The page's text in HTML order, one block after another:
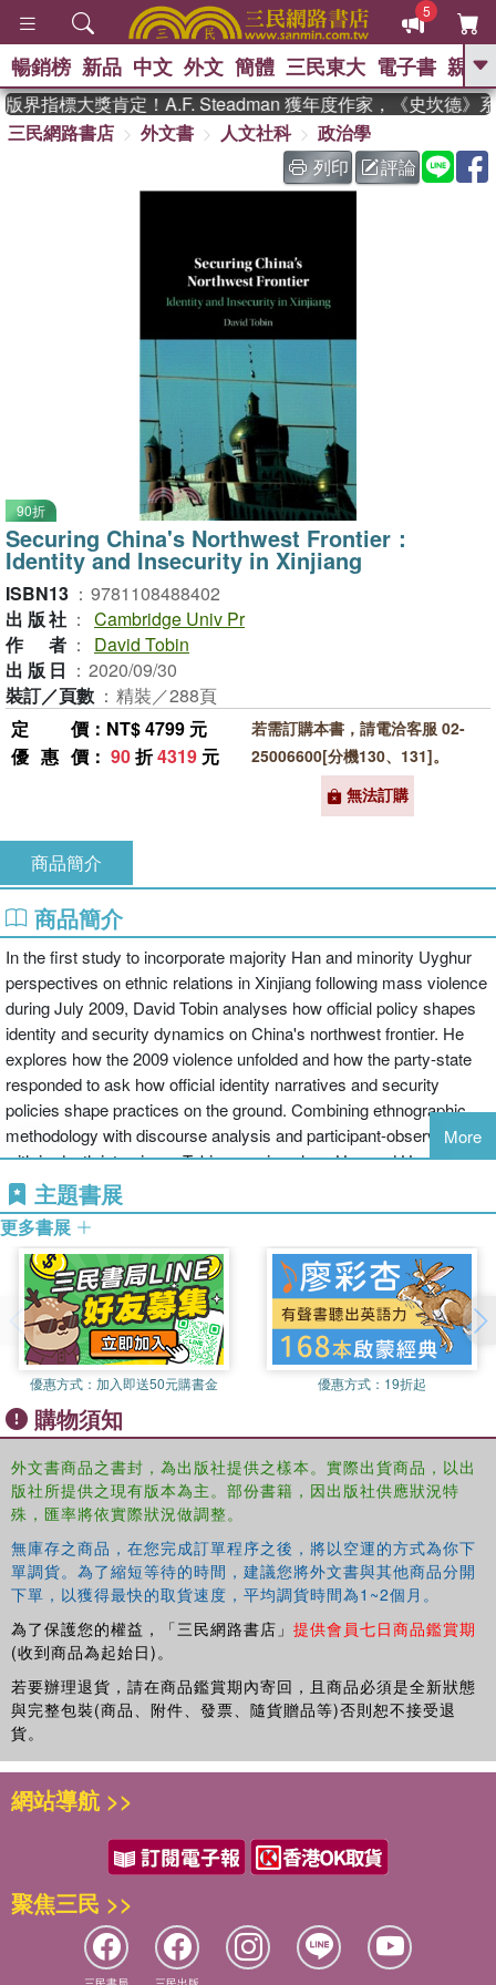
5
GO
熱搜： 東野圭吾 、 The Odyssey
、 如果歷史是一群喵 、 暑期
國際布克獎 臺灣漫遊錄 、 方
暢銷榜 新品 中文 外文 簡體 三民東大 電子書 親子
界指標大獎肯定！A.F. Steadman 獲年度作家，《史坎德》系
三民網路書店
外文書 人文社科
政治學
列印
評論
90折
Securing China's Northwest Frontier：
Identity and Insecurity in Xinjiang
ISBN13 ： 9781108488402
出版社 ： Cambridge Univ Pr
作者 ：
David Tobin
出版日 ： 2020/09/30
裝訂／頁數 ： 精裝／288頁
定價 ：NT$ 4799 元
優惠價 ： 90折4319 元
若需訂購本書，請電洽客服 02-
25006600[分機130、131]。
無法訂購
商品簡介
商品簡介
In the first study to incorporate majority Han and minority Uyghur
perspectives on ethnic relations in Xinjiang following mass violence
during July 2009, David Tobin analyses how official policy shapes
identity and security dynamics on China's northwest frontier. He
explores how the 2009 violence unfolded and how the party-state
responded to ask how official identity narratives and security
policies shape practices on the ground. Combining ethnographic
methodology with discourse analysis and participant-observation
with in-depth interviews, Tobin examines how Han and Uyghurs
interpret and reinterpret Chinese nation-building. He concludes that
by treating Chinese identity as a security matter, the party-state
exacerbates cycles of violence between Han and Uyghurs who
increasingly understand each other as threats.
More
主題書展
更多書展
優惠方式： 加入即送50元購書金 優惠方式： 19折起
購物須知
外文書商品之書封，為出版社提供之樣本。實際出貨商品，以出
版社所提供之現有版本為主。部份書籍，因出版社供應狀況特
殊，匯率將依實際狀況做調整。
無庫存之商品，在您完成訂單程序之後，將以空運的方式為你下
單調貨。為了縮短等待的時間，建議您將外文書與其他商品分開
下單，以獲得最快的取貨速度，平均調貨時間為1~2個月。
為了保護您的權益，「三民網路書店」 提供會員七日商品鑑賞期
(收到商品為起始日)。
若要辦理退貨，請在商品鑑賞期內寄回，且商品必須是全新狀態
與完整包裝(商品、附件、發票、隨貨贈品等)否則恕不接受退
貨。
網站導航 >>
聚焦三民 >>